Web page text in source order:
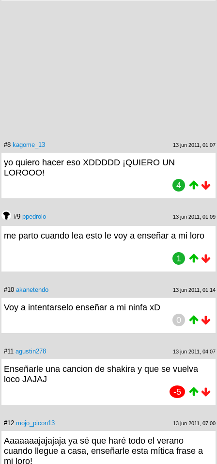
#8 kagome_13 13 jun 2011, 01:07
yo quiero hacer eso XDDDDD ¡QUIERO UN
LOROOO!
4
#9 ppedrolo 13 jun 2011, 01:09
me parto cuando lea esto le voy a enseñar a mi loro
1
#10 akanetendo 13 jun 2011, 01:14
Voy a intentarselo enseñar a mi ninfa xD
0
#11 agustin278 13 jun 2011, 04:07
Enseñarle una cancion de shakira y que se vuelva
loco JAJAJ
-5
#12 mojo_picon13 13 jun 2011, 07:00
Aaaaaaajajajaja ya sé que haré todo el verano
cuando llegue a casa, enseñarle esta mítica frase a
mi loro!